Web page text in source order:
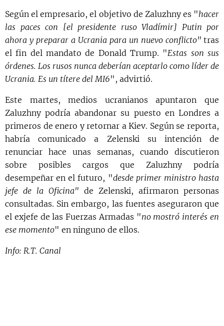
Según el empresario, el objetivo de Zaluzhny es "hacer
las paces con [el presidente ruso Vladímir] Putin por
ahora y preparar a Ucrania para un nuevo conflicto" tras
el fin del mandato de Donald Trump. "Estas son sus
órdenes. Los rusos nunca deberían aceptarlo como líder de
Ucrania. Es un títere del MI6", advirtió.
Este martes, medios ucranianos apuntaron que
Zaluzhny podría abandonar su puesto en Londres a
primeros de enero y retornar a Kiev. Según se reporta,
habría comunicado a Zelenski su intención de
renunciar hace unas semanas, cuando discutieron
sobre posibles cargos que Zaluzhny podría
desempeñar en el futuro, "desde primer ministro hasta
jefe de la Oficina" de Zelenski, afirmaron personas
consultadas. Sin embargo, las fuentes aseguraron que
el exjefe de las Fuerzas Armadas "no mostró interés en
ese momento" en ninguno de ellos.
Info: R.T. Canal